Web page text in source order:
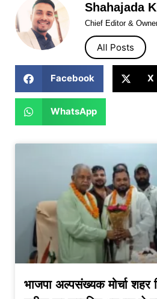
Shahajada
Chief Editor &
All Posts
Facebook X
WhatsApp
भाजपा अल्पसंख्यक मोर्चा शहर